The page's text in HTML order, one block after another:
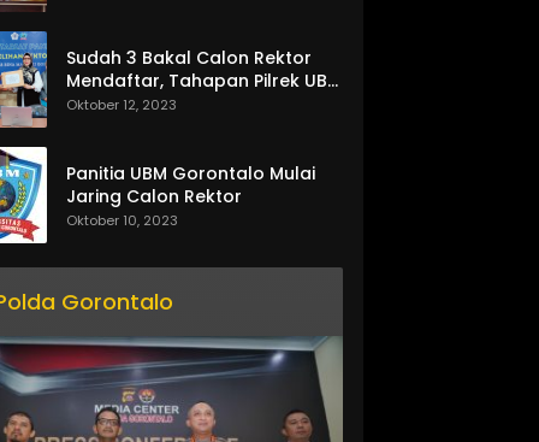
Sudah 3 Bakal Calon Rektor
Mendaftar, Tahapan Pilrek UBM
Gorontalo Makin Seru
Oktober 12, 2023
Panitia UBM Gorontalo Mulai
Jaring Calon Rektor
Oktober 10, 2023
Gorontalo